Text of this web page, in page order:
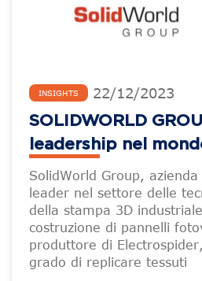
INSIGHTS 22/12/2023
SOLIDWORLD
leadership nel
SolidWorld Group,
leader nel settore delle
della stampa 3D
costruzione di pannelli
produttore di
grado di replicare tessuti